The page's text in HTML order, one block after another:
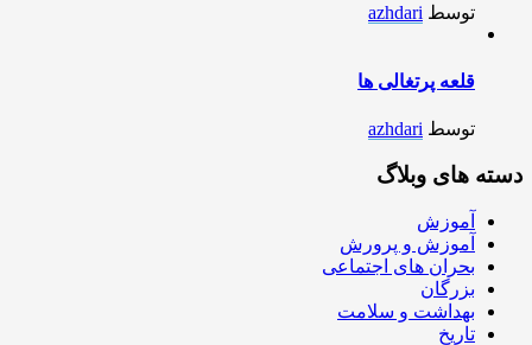
توسط azhdari
قلعه پرتغالی ها
توسط azhdari
دسته های وبلاگ
آموزش
آموزش و پرورش
بحران های اجتماعی
بزرگان
بهداشت و سلامت
تاریخ